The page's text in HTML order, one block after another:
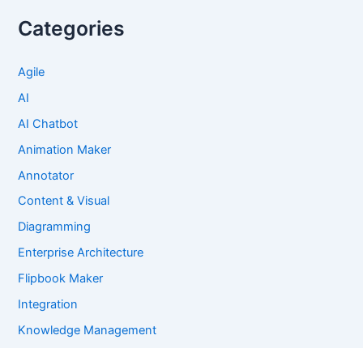
Categories
Agile
AI
AI Chatbot
Animation Maker
Annotator
Content & Visual
Diagramming
Enterprise Architecture
Flipbook Maker
Integration
Knowledge Management